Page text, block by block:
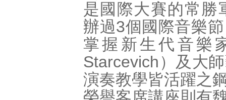
是國際大賽的常勝
辦過3個國際音樂
掌握新生代音樂
Starcevich）及大
演奏教學皆活躍之